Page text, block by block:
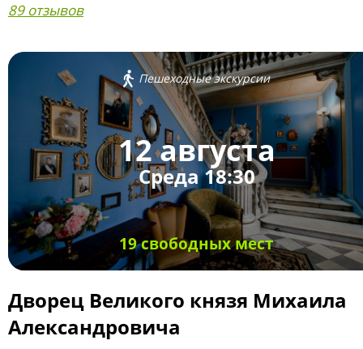
89 отзывов
Пешеходные экскурсии
12 августа
Среда 18:30
19 свободных мест
Дворец Великого князя Михаила
Александровича